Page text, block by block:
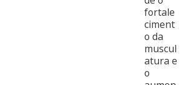
fortale
ciment
o da
muscul
atura e
o